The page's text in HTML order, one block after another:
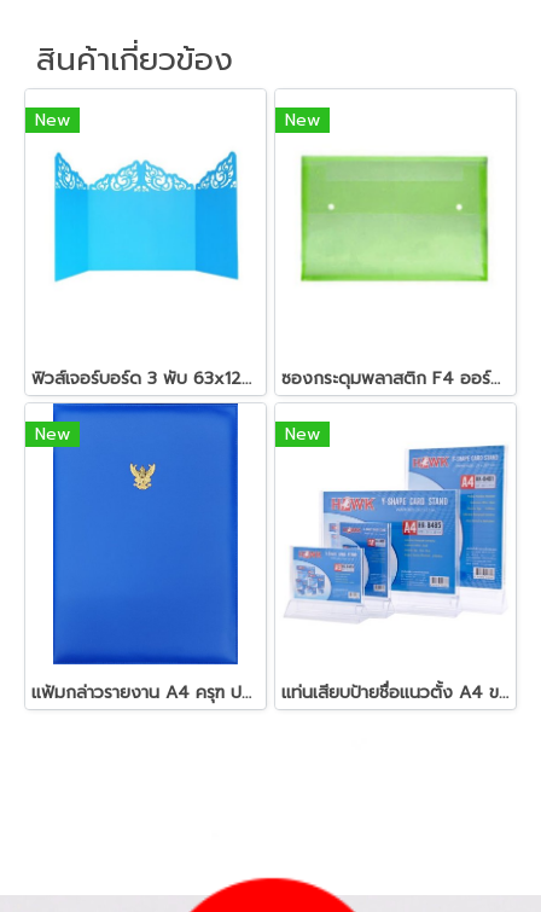
สินค้าเกี่ยวข้อง
New
ฟิวส์เจอร์บอร์ด 3 พับ 63x120 คละสี
New
ซองกระดุมพลาสติก F4 ออร์ก้า B-154
New
แฟ้มกล่าวรายงาน A4 ครุฑ ปกหนัง
New
แท่นเสียบป้ายชื่อแนวตั้ง A4 ขาว ฮอร์ค HK-B491